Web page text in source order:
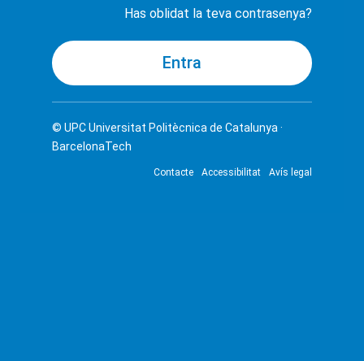
Has oblidat la teva contrasenya?
© UPCUniversitat Politècnica de Catalunya ·
BarcelonaTech
Contacte Accessibilitat Avís legal